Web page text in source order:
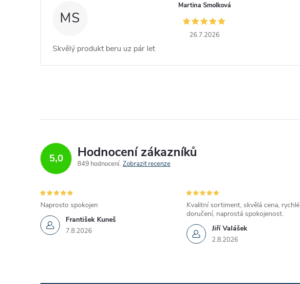
MS
Martina Smolková
26.7.2026
Skvělý produkt beru uz pár let
5,0 Hodnocení zákazníků
849 hodnocení Zobrazit recenze
František Kuneš
7.8.2026
Naprosto spokojen
Jiří Valášek
2.8.2026
Kvalitní sortiment, skvělá cena, rychlé
doručení, naprostá spokojenost.